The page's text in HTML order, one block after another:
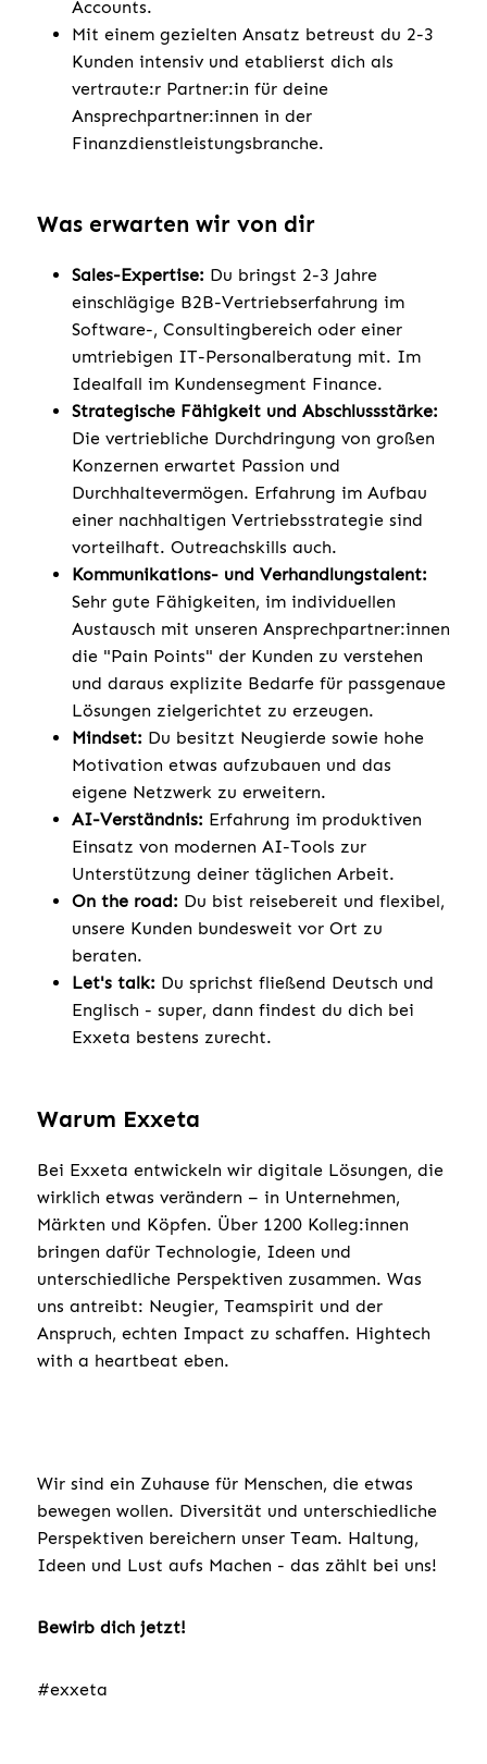
Accounts.
Mit einem gezielten Ansatz betreust du 2-3
Kunden intensiv und etablierst dich als
vertraute:r Partner:in für deine
Ansprechpartner:innen in der
Finanzdienstleistungsbranche.
Was erwarten wir von dir
Sales-Expertise: Du bringst 2-3 Jahre
einschlägige B2B-Vertriebserfahrung im
Software-, Consultingbereich oder einer
umtriebigen IT-Personalberatung mit. Im
Idealfall im Kundensegment Finance.
Strategische Fähigkeit und Abschlussstärke:
Die vertriebliche Durchdringung von großen
Konzernen erwartet Passion und
Durchhaltevermögen. Erfahrung im Aufbau
einer nachhaltigen Vertriebsstrategie sind
vorteilhaft. Outreachskills auch.
Kommunikations- und Verhandlungstalent:
Sehr gute Fähigkeiten, im individuellen
Austausch mit unseren Ansprechpartner:innen
die "Pain Points" der Kunden zu verstehen
und daraus explizite Bedarfe für passgenaue
Lösungen zielgerichtet zu erzeugen.
Mindset: Du besitzt Neugierde sowie hohe
Motivation etwas aufzubauen und das
eigene Netzwerk zu erweitern.
AI-Verständnis: Erfahrung im produktiven
Einsatz von modernen AI-Tools zur
Unterstützung deiner täglichen Arbeit.
On the road: Du bist reisebereit und flexibel,
unsere Kunden bundesweit vor Ort zu
beraten.
Let's talk: Du sprichst fließend Deutsch und
Englisch - super, dann findest du dich bei
Exxeta bestens zurecht.
Warum Exxeta
Bei Exxeta entwickeln wir digitale Lösungen, die
wirklich etwas verändern – in Unternehmen,
Märkten und Köpfen. Über 1200 Kolleg:innen
bringen dafür Technologie, Ideen und
unterschiedliche Perspektiven zusammen. Was
uns antreibt: Neugier, Teamspirit und der
Anspruch, echten Impact zu schaffen. Hightech
with a heartbeat eben.
Wir sind ein Zuhause für Menschen, die etwas
bewegen wollen. Diversität und unterschiedliche
Perspektiven bereichern unser Team. Haltung,
Ideen und Lust aufs Machen - das zählt bei uns!
Bewirb dich jetzt!
#exxeta